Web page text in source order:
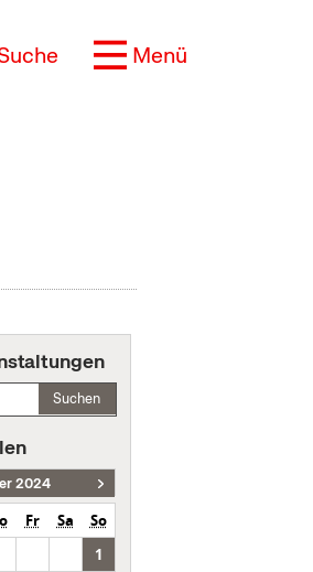
Menü
Suchen
2024
Fr Sa
So
1